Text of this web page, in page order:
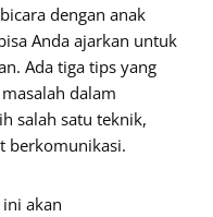
dengan anak
Anda ajarkan untuk
Ada tiga tips yang
dalam
salah satu teknik,
berkomunikasi.
akan